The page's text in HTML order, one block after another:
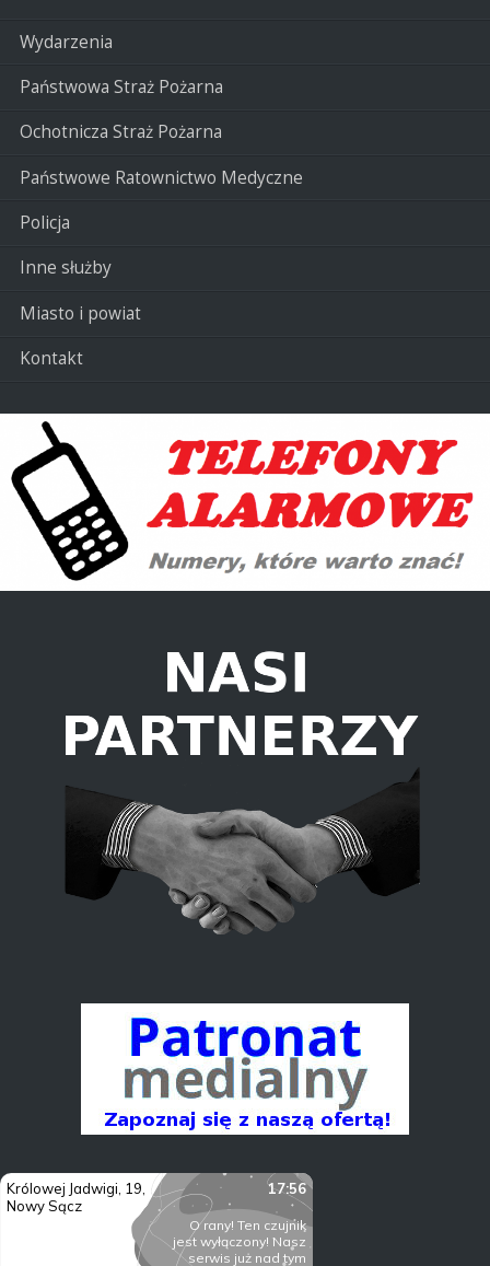
Wydarzenia
Państwowa Straż Pożarna
Ochotnicza Straż Pożarna
Państwowe Ratownictwo Medyczne
Policja
Inne służby
Miasto i powiat
Kontakt